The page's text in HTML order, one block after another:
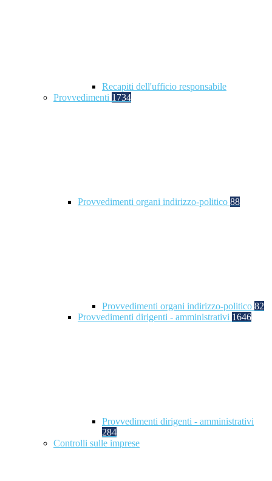
Recapiti dell'ufficio responsabile
Provvedimenti 1734
Provvedimenti organi indirizzo-politico 88
Provvedimenti organi indirizzo-politico 82
Provvedimenti dirigenti - amministrativi 1646
Provvedimenti dirigenti - amministrativi
284
Controlli sulle imprese